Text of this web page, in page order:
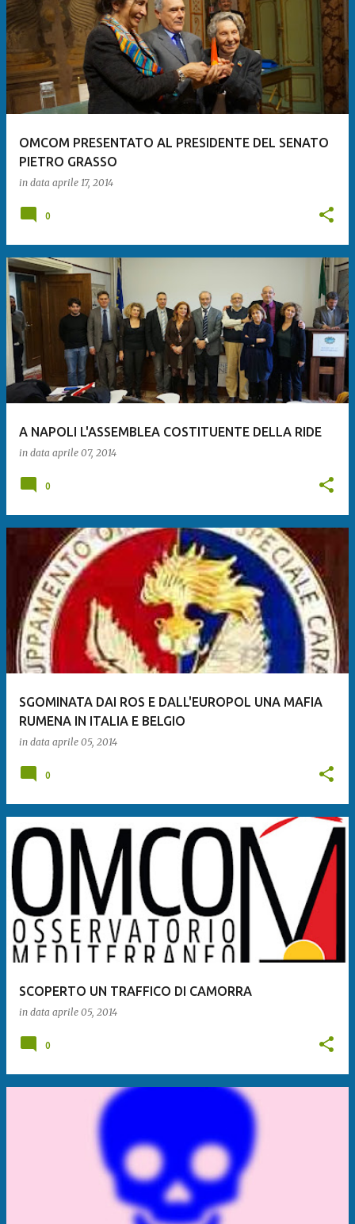
OMCOM PRESENTATO AL PRESIDENTE DEL SENATO
PIETRO GRASSO
in data aprile 17, 2014
0
A NAPOLI L'ASSEMBLEA COSTITUENTE DELLA RIDE
in data aprile 07, 2014
0
SGOMINATA DAI ROS E DALL'EUROPOL UNA MAFIA
RUMENA IN ITALIA E BELGIO
in data aprile 05, 2014
0
SCOPERTO UN TRAFFICO DI CAMORRA
in data aprile 05, 2014
0